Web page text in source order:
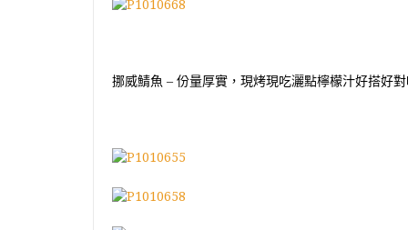
挪威鯖魚 – 份量厚實，現烤現吃灑點檸檬汁好搭好